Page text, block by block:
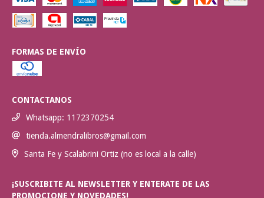
FORMAS DE ENVÍO
CONTACTANOS
Whatsapp: 1172370254
tienda.almendralibros@gmail.com
Santa Fe y Scalabrini Ortiz (no es local a la calle)
¡SUSCRIBITE AL NEWSLETTER Y ENTERATE DE LAS
PROMOCIONE Y NOVEDADES!